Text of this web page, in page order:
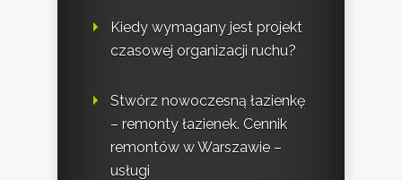
Kiedy wymagany jest projekt
czasowej organizacji ruchu?
Stwórz nowoczesną łazienkę
– remonty łazienek. Cennik
remontów w Warszawie –
usługi